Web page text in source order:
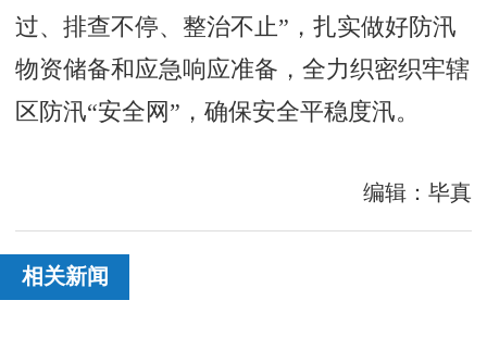
过、排查不停、整治不止”，扎实做好防汛
物资储备和应急响应准备，全力织密织牢辖
区防汛“安全网”，确保安全平稳度汛。
编辑：毕真
相关新闻